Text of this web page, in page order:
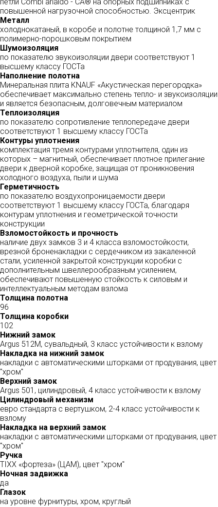
петли Combi arialdo - СА® на опорных подшипниках с
повышенной нагрузочной способностью. Эксцентрик
Металл
холоднокатаный, в коробе и полотне толщиной 1,7 мм с
полимерно-порошковым покрытием
Шумоизоляция
по показателю звукоизоляции двери соответствуют 1
высшему классу ГОСТа
Наполнение полотна
Минеральная плита KNAUF «Акустическая перегородка»
обеспечивает максимально степень тепло- и звукоизоляции
и является безопасным, долговечным материалом
Теплоизоляция
по показателю сопротивление теплопередаче двери
соответствуют 1 высшему классу ГОСТа
Контуры уплотнения
комплектация тремя контурами уплотнителя, один из
которых – магнитный, обеспечивает плотное прилегание
двери к дверной коробке, защищая от проникновения
холодного воздуха, пыли и шума
Герметичность
по показателю воздухопроницаемости двери
соответствуют 1 высшему классу ГОСТа, благодаря
контурам уплотнения и геометрической точности
конструкции
Взломостойкость и прочность
наличие двух замков 3 и 4 класса взломостойкости,
врезной броненакладки с сердечником из закаленной
стали, усиленной закрытой конструкции коробки с
дополнительным швеллерообразным усилением,
обеспечивают повышенную стойкость к силовым и
интеллектуальным методам взлома
Толщина полотна
96
Толщина коробки
102
Нижний замок
Argus 512М, сувальдный, 3 класс устойчивости к взлому
Накладка на нижний замок
накладки с автоматическими шторками от продувания, цвет
"хром"
Верхний замок
Argus 501, цилиндровый, 4 класс устойчивости к взлому
Цилиндровый механизм
евро стандарта с вертушком, 2-4 класс устойчивости к
взлому
Накладка на верхний замок
накладки с автоматическими шторками от продувания, цвет
"хром"
Ручка
TIXX «фортеза» (ЦАМ), цвет "хром"
Ночная задвижка
да
Глазок
на уровне фурнитуры, хром, круглый